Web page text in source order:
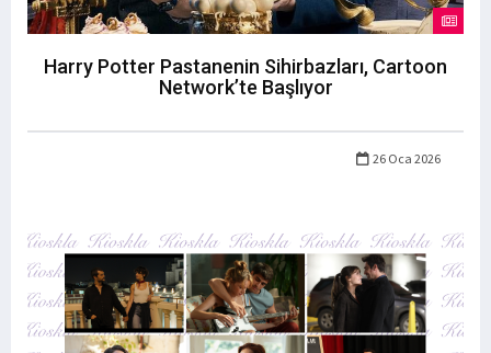
Harry Potter Pastanenin Sihirbazları, Cartoon
Network’te Başlıyor
26 Oca 2026